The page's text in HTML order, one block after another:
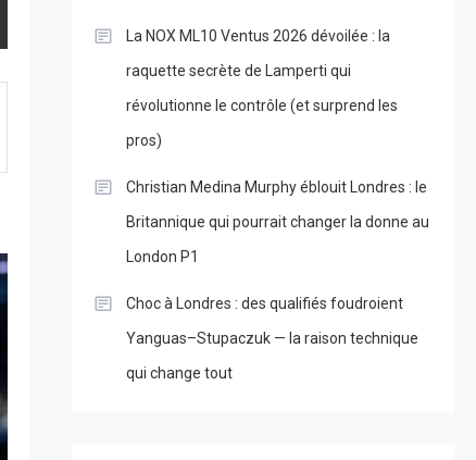
La NOX ML10 Ventus 2026 dévoilée : la
raquette secrète de Lamperti qui
révolutionne le contrôle (et surprend les
pros)
Christian Medina Murphy éblouit Londres : le
Britannique qui pourrait changer la donne au
London P1
Choc à Londres : des qualifiés foudroient
Yanguas–Stupaczuk — la raison technique
qui change tout